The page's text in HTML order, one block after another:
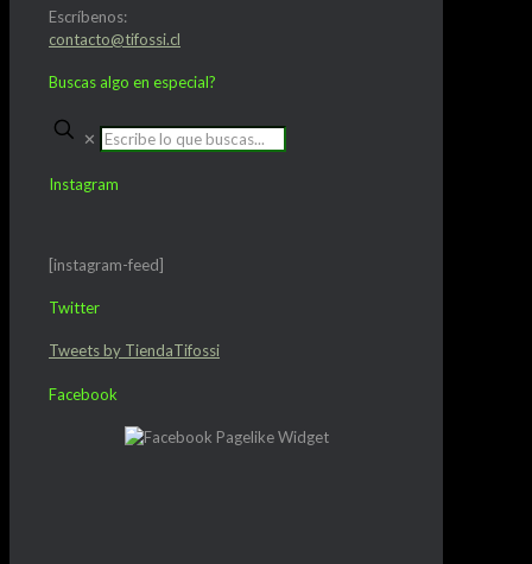
Escríbenos:
contacto@tifossi.cl
Buscas algo en especial?
✕
Instagram
[instagram-feed]
Twitter
Tweets by TiendaTifossi
Facebook